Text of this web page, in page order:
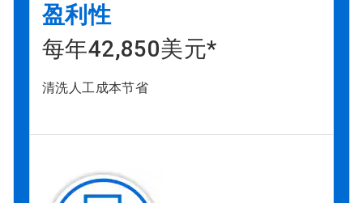
盈利性
每年42,850美元*
清洗人工成本节省